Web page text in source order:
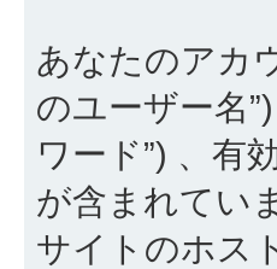
あなたのアカ
のユーザー名
ワード”) 、有
が含まれてい
サイトのホス